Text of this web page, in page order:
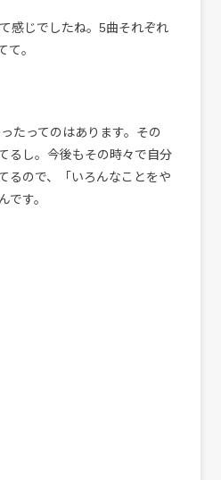
感じでしたね。5曲それぞれ
。
たってのはあります。その
るし。今後もその時々で自分
るので、「いろんなことをや
です。